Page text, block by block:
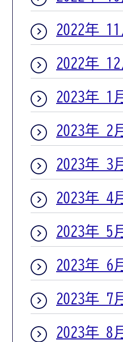
2022年
2022年
2023年 1
2023年 2
2023年 3
2023年 4
2023年 5
2023年 6
2023年 7
2023年 8